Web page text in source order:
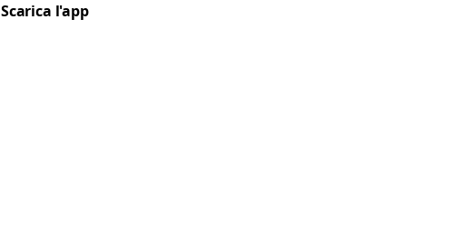
Scarica l'app